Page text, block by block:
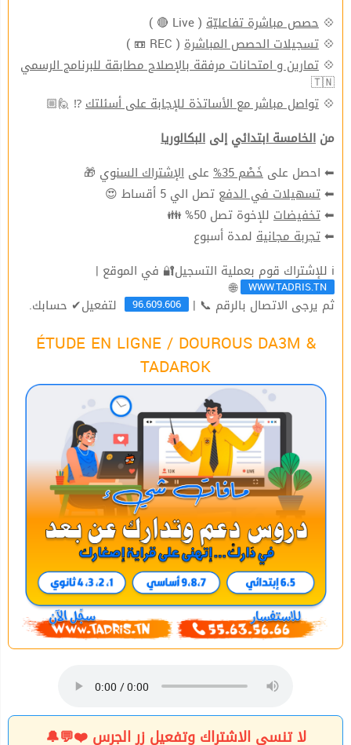
💠 حصص مباشرة تفاعليّة ( Live 🔴 )
💠 تسجيلات الحصص المباشرة ( REC 📼 )
💠 تمارين و امتحانات مرفقة بالإصلاح مطابقة للبرنامج الرسمي
🇹🇳
💠 تواصل مباشر مع الأساتذة للإجابة على أسئلتك⁉ 🙋🏼
من الخامسة ابتدائي إلى البكالوريا
⬅ احصل على خَصْم 35% على الإشتراك السنوي 🎁
⬅تسهيلات في الدفع تصل الي 5 أقساط 😍
⬅تخفيضات للإخوة تصل 50% 👪
⬅تجربة مجانية لمدة أسبوع
ℹ للإشتراك قوم بعملية التسجيل🔐 في الموقع |
WWW.TADRIS.TN
🌐
ثم يرجى الاتصال بالرقم 📞 | 96.609.606 لتفعيل✔ حسابك.
ÉTUDE EN LIGNE / DOUROUS DA3M &
TADAROK
لا تنسى الاشتراك وتفعيل زر الجرس ❤️💬🔔